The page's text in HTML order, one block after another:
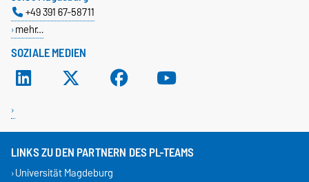
SOZIALE MEDIEN
+49 391 67-58711
mehr…
LINKS ZU DEN PARTNERN DES PL-TEAMS
Universität Magdeburg